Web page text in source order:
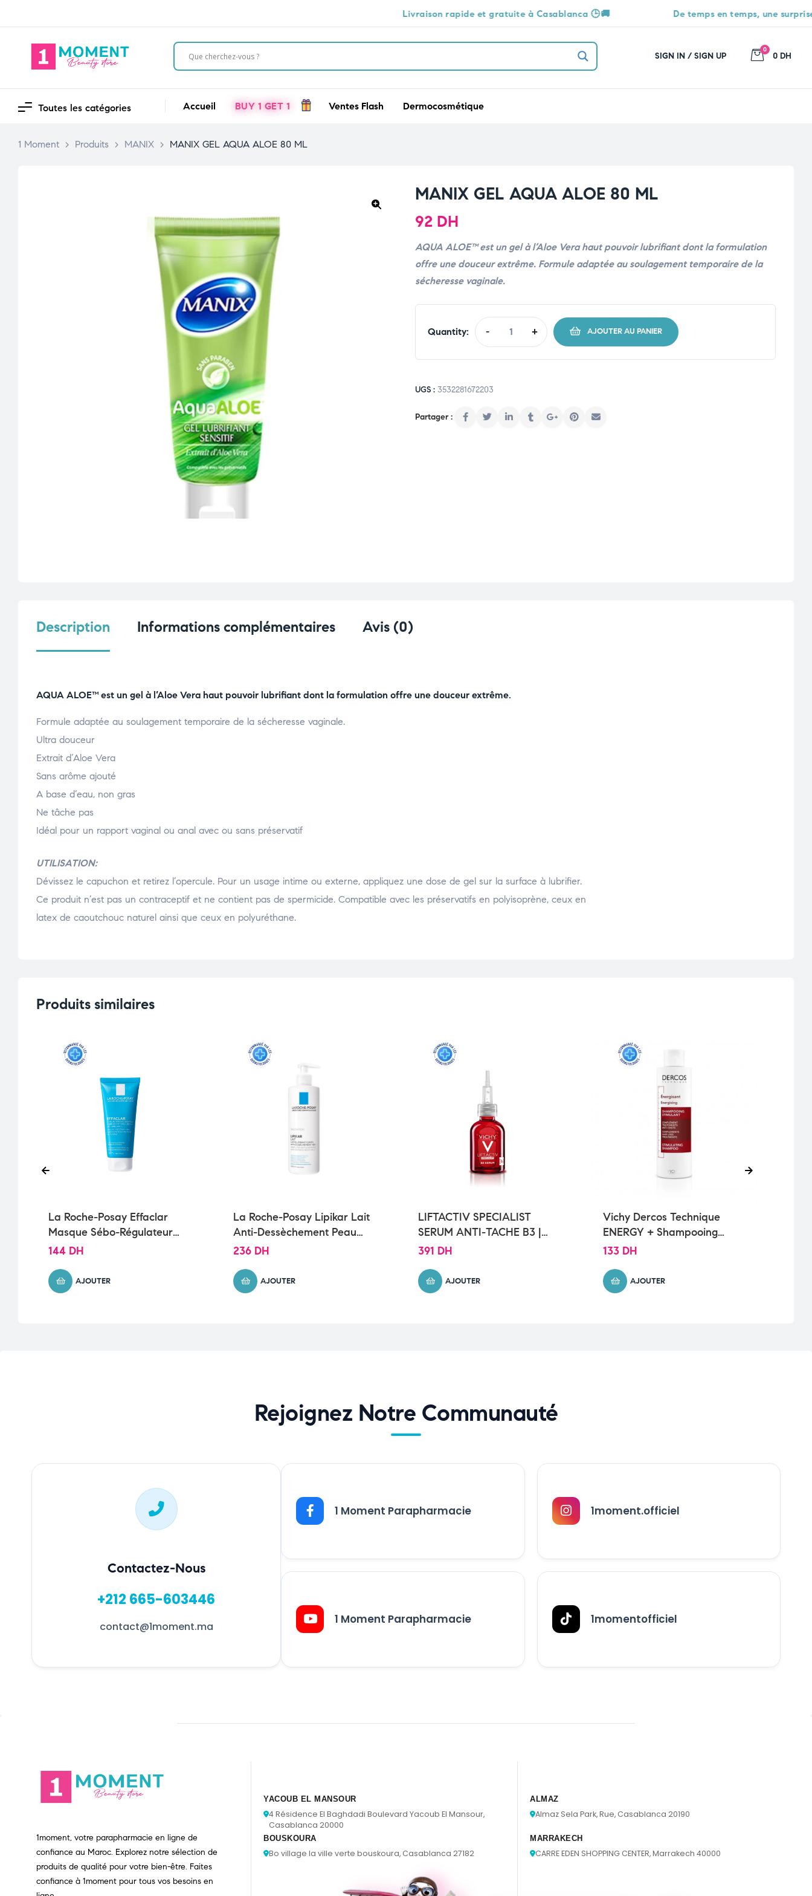
Livraison rapide et gratuite à Casablanca 🕒🚚 De temps en temps, une surprise vous attend 🎁
SIGN IN / SIGN UP
0
0 DH
Toutes les catégories Accueil BUY 1 GET 1 Ventes Flash Dermocosmétique
1 Moment > Produits > MANIX > MANIX GEL AQUA ALOE 80 ML
MANIX GEL AQUA ALOE 80 ML
92 DH
AQUA ALOE™ est un gel à l’Aloe Vera haut pouvoir lubrifiant dont la formulation
offre une douceur extrême. Formule adaptée au soulagement temporaire de la
sécheresse vaginale.
Quantity: - + AJOUTER AU PANIER
UGS : 3532281672203
Description Informations complémentaires Avis (0)
AQUA ALOE™ est un gel à l’Aloe Vera haut pouvoir lubrifiant dont la formulation offre une douceur extrême.
Formule adaptée au soulagement temporaire de la sécheresse vaginale.
Ultra douceur
Extrait d’Aloe Vera
Sans arôme ajouté
A base d’eau, non gras
Ne tâche pas
Idéal pour un rapport vaginal ou anal avec ou sans préservatif
UTILISATION:
Dévissez le capuchon et retirez l’opercule. Pour un usage intime ou externe, appliquez une dose de gel sur la surface à lubrifier.
Ce produit n’est pas un contraceptif et ne contient pas de spermicide. Compatible avec les préservatifs en polyisoprène, ceux en
latex de caoutchouc naturel ainsi que ceux en polyuréthane.
Produits similaires
La Roche-Posay Effaclar
Masque Sébo-Régulateur
Peau Grasse Acnéique |
144 DH
AJOUTER
La Roche-Posay Lipikar Lait
Anti-Dessèchement Peau
Sèche et Sensible | 400ml
236 DH
AJOUTER
LIFTACTIV SPECIALIST
SERUM ANTI-TACHE B3 |
Tous types de peaux | 30ml
391 DH
AJOUTER
Vichy Dercos Technique
ENERGY + Shampooing
Stimulant Anti-Chute| 200ml
133 DH
AJOUTER
Rejoignez Notre Communauté
Contactez-Nous
+212 665-603446
contact@1moment.ma
1 Moment Parapharmacie 1moment.officiel
1 Moment Parapharmacie 1momentofficiel
1moment, votre parapharmacie en ligne de
confiance au Maroc. Explorez notre sélection de
produits de qualité pour votre bien-être. Faites
confiance à 1moment pour tous vos besoins en
YACOUB EL MANSOUR
4 Résidence El Baghdadi Boulevard Yacoub El Mansour,
Casablanca 20000
BOUSKOURA
Bo village la ville verte bouskoura, Casablanca 27182
ALMAZ
Almaz Sela Park, Rue, Casablanca 20190
MARRAKECH
CARRE EDEN SHOPPING CENTER, Marrakech 40000